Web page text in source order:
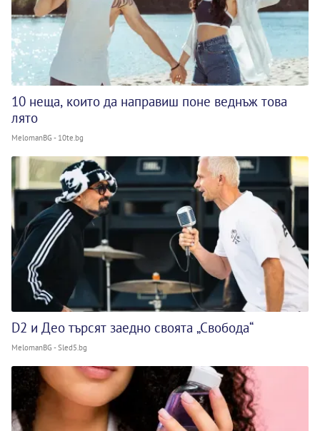
10 неща, които да направиш поне веднъж това
лято
MelomanBG - 10te.bg
D2 и Део търсят заедно своята „Свобода“
MelomanBG - Sled5.bg